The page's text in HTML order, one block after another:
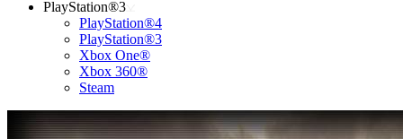
PlayStation®3
PlayStation®4
PlayStation®3
Xbox One®
Xbox 360®
Steam